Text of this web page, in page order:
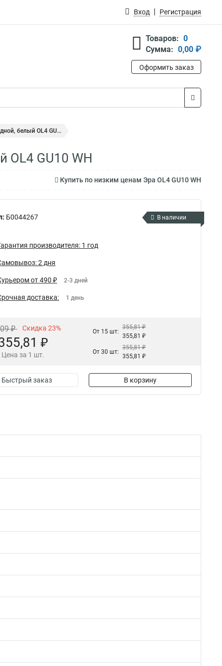
Вход Регистрация
Товаров: 0
Сумма: 0,00 ₽
Оформить заказ
белый OL4 GU...
OL4 GU10 WH
Купить по низким ценам Эра OL4 GU10 WH
Б0044267 В наличии
производителя: 1 год
2 дня
от 490 ₽ 2-3 дней
доставка: 1 день
₽ Скидка 23%
₽
Цена за 1 шт.
От 15 шт:
355,81 ₽
355,81 ₽
От 30 шт:
355,81 ₽
355,81 ₽
Быстрый заказ В корзину